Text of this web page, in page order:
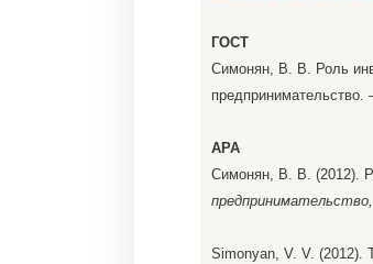
ГОСТ
Симонян, В. В. Роль
APA
Симонян, В. В. (2012).
Simonyan, V. V. (2012).